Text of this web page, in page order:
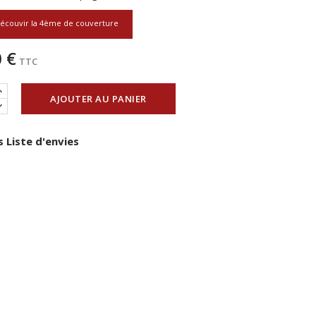
la 4ème de couverture
€ TTC
AJOUTER AU PANIER
Liste d'envies